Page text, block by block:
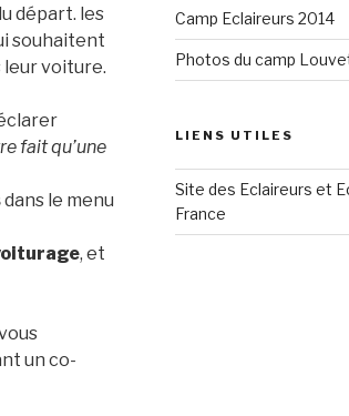
départ. les
souhaitent
leur voiture.
fait qu’une
dans le menu
, et
un co-
Camp Eclaireurs 2014
Photos du camp
LIENS UTILES
Site des Eclaireurs et
France